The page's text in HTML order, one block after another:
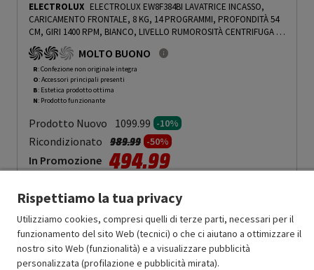
ELECTROLUX ELECTROLUX EW8F384BI LAVATRICE INCASSO,
CARICAMENTO FRONTALE, 8 KG, 14 PROGRAMMI, PROFONDITÀ 54
CM, GIRI 1400 RPM, BIANCO, LIVELLO RUMOROSITÀ CENTRIFUGA 68
DB(A), CLASSE A - PRMG GRADING ROBN - 10%
ROBN - 10% MOLTO BUONO
R: Confezione non originale integra
O: Accessori principali presenti
B: Estetica prodotto ottima
N: Prodotto funzionante
Prodotto Nuovo 1099.99 -10%
Ricondizionato Prezzo ridotto da
989.99a-50%
In Promozione 494.99
Aggiungi al carrello
SCONTO RICONDIZIONATI
Approfitta dello sconto del 50% sul prodotto ricondizionato.
Rispettiamo la tua privacy
Utilizziamo cookies, compresi quelli di terze parti, necessari per il
funzionamento del sito Web (tecnici) o che ci aiutano a ottimizzare il
nostro sito Web (funzionalità) e a visualizzare pubblicità
personalizzata (profilazione e pubblicità mirata).